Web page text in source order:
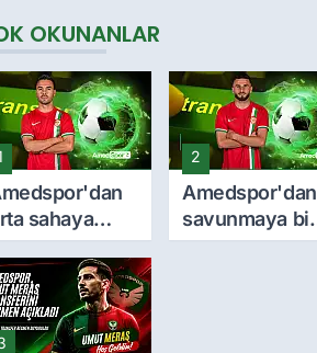
OKUNANLAR
sahaya
takviye:
Soyalp
sözleşme
2
Amedspor'dan
savunmaya bir
takviye daha: